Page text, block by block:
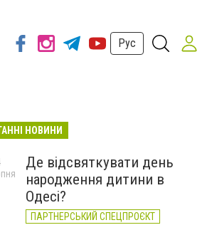
Рус
НОВИНИ
Де відсвяткувати день
народження дитини в
Одесі?
ПАРТНЕРСЬКИЙ СПЕЦПРОЄКТ